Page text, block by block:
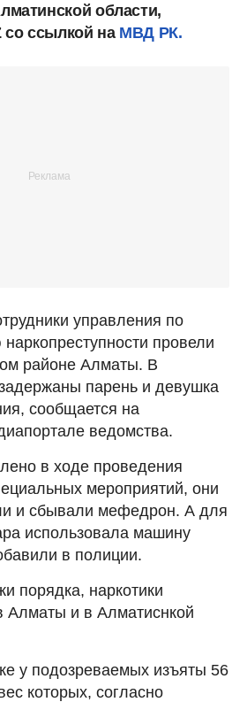
области,
со ссылкой на МВД РК.
управления по
провели
районе Алматы. В
парень и девушка
сообщается на
ведомства.
в ходе проведения
мероприятий, они
и сбывали мефедрон. А для
использовала машину
в полиции.
порядка, наркотики
Алматы и в Алматиснкой
у подозреваемых изъяты 56
которых, согласно